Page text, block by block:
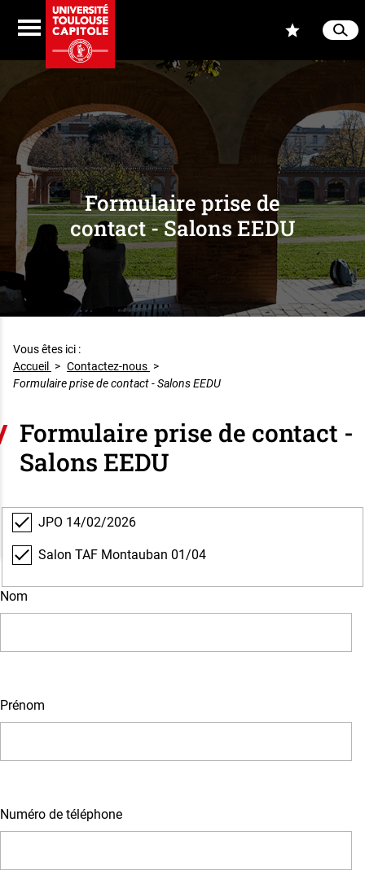
Menu
Formulaire prise de
contact - Salons EEDU
Vous êtes ici :
Accueil
> Contactez-nous >
Formulaire prise de contact - Salons EEDU
Formulaire prise de contact -
Salons EEDU
JPO 14/02/2026
Salon TAF Montauban 01/04
Nom
Prénom
Numéro de téléphone